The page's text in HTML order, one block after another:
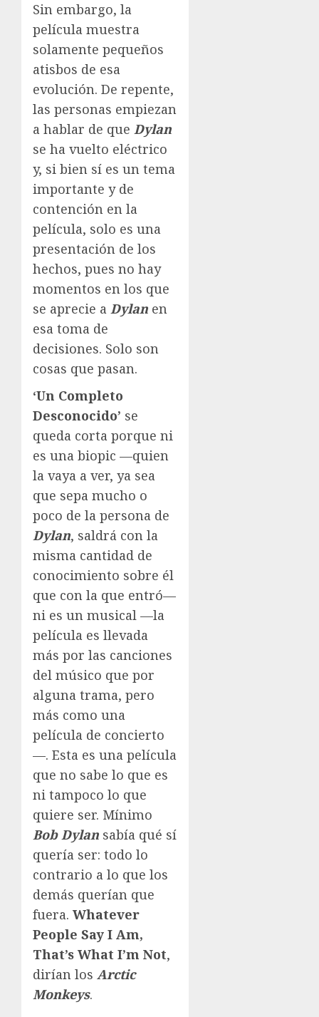
Sin embargo, la
película muestra
solamente pequeños
atisbos de esa
evolución. De repente,
las personas empiezan
a hablar de que Dylan
se ha vuelto eléctrico
y, si bien sí es un tema
importante y de
contención en la
película, solo es una
presentación de los
hechos, pues no hay
momentos en los que
se aprecie a Dylan en
esa toma de
decisiones. Solo son
cosas que pasan.
‘Un Completo
Desconocido’ se
queda corta porque ni
es una biopic —quien
la vaya a ver, ya sea
que sepa mucho o
poco de la persona de
Dylan, saldrá con la
misma cantidad de
conocimiento sobre él
que con la que entró—
ni es un musical —la
película es llevada
más por las canciones
del músico que por
alguna trama, pero
más como una
película de concierto
—. Esta es una película
que no sabe lo que es
ni tampoco lo que
quiere ser. Mínimo
Bob Dylan sabía qué sí
quería ser: todo lo
contrario a lo que los
demás querían que
fuera. Whatever
People Say I Am,
That’s What I’m Not,
dirían los Arctic
Monkeys.